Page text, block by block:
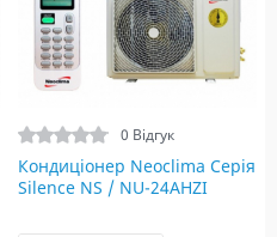
0 Відгук
Кондиціонер Neoclima Серія
Silence NS / NU-24AHZI